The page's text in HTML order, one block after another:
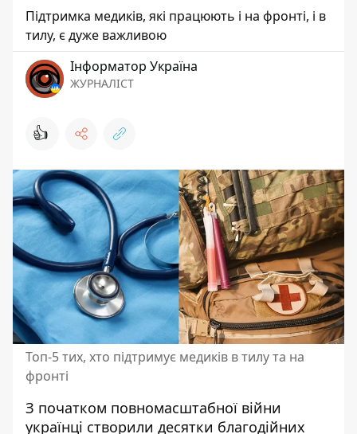
Підтримка медиків, які працюють і на фронті, і в
тилу, є дуже важливою
Інформатор Україна
ЖУРНАЛІСТ
👍
Топ-5 тих, хто підтримує медиків в тилу та на
фронті
З початком повномасштабної війни
українці створили десятки благодійних